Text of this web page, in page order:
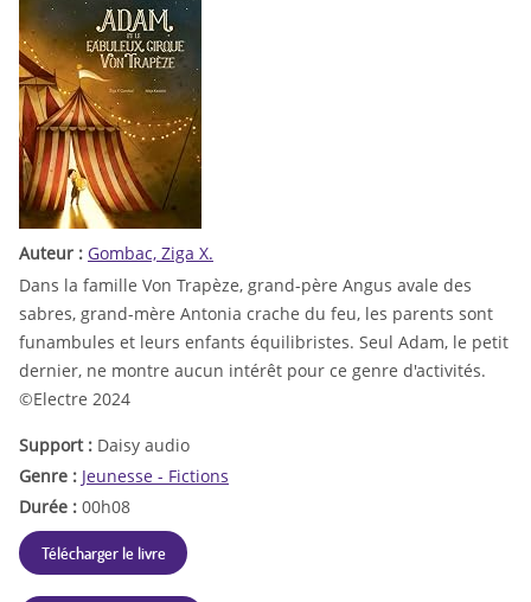
Auteur : Gombac, Ziga X.
Dans la famille Von Trapèze, grand-père Angus avale des
sabres, grand-mère Antonia crache du feu, les parents sont
funambules et leurs enfants équilibristes. Seul Adam, le petit
dernier, ne montre aucun intérêt pour ce genre d'activités.
©Electre 2024
Support : Daisy audio
Genre : Jeunesse - Fictions
Durée : 00h08
Télécharger le livre